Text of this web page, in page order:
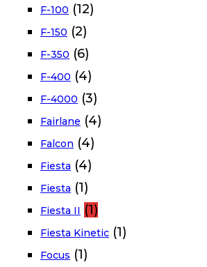
F-100 (12)
F-150 (2)
F-350 (6)
F-400 (4)
F-4000 (3)
Fairlane (4)
Falcon (4)
Fiesta (4)
Fiesta (1)
Fiesta II (1)
Fiesta Kinetic (1)
Focus (1)